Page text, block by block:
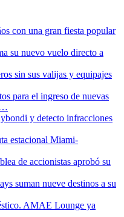
con una gran fiesta popular
su nuevo vuelo directo a
sin sus valijas y equipajes
para el ingreso de nuevas
y detecto infracciones
estacional Miami-
de accionistas aprobó su
suman nueve destinos a su
AMAE Lounge ya